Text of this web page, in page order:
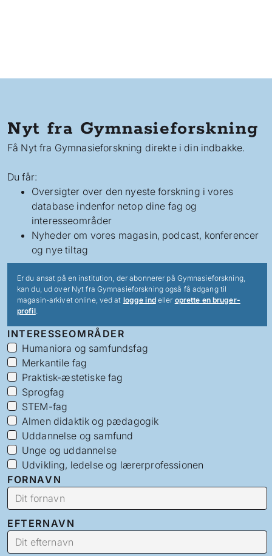
Nyt fra Gymnasieforskning
Få Nyt fra Gymnasieforskning direkte i din indbakke.
Du får:
Oversigter over den nyeste forskning i vores
database indenfor netop dine fag og
interesseområder
Nyheder om vores magasin, podcast, konferencer
og nye tiltag
Er du ansat på en institution, der abonnerer på Gymnasieforskning,
kan du, ud over Nyt fra Gymnasieforskning også få adgang til
magasin-arkivet online, ved at logge indeller oprette en bruger-
profil.
INTERESSEOMRÅDER
Humaniora og samfundsfag
Merkantile fag
Praktisk-æstetiske fag
Sprogfag
STEM-fag
Almen didaktik og pædagogik
Uddannelse og samfund
Unge og uddannelse
Udvikling, ledelse og lærerprofessionen
FORNAVN
EFTERNAVN